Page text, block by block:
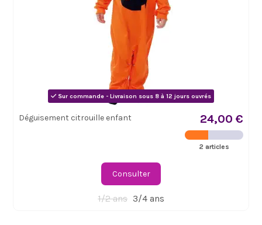
Sur commande - Livraison sous 8 à 12 jours ouvrés
Déguisement citrouille enfant 24,00 €
2 articles
Consulter
1/2 ans 3/4 ans